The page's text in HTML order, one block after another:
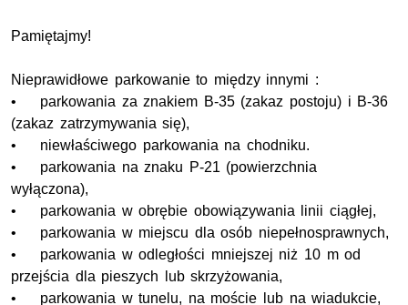
Pamiętajmy!
Nieprawidłowe parkowanie to między innymi :
• parkowania za znakiem B-35 (zakaz postoju) i B-36
(zakaz zatrzymywania się),
• niewłaściwego parkowania na chodniku.
• parkowania na znaku P-21 (powierzchnia
wyłączona),
• parkowania w obrębie obowiązywania linii ciągłej,
• parkowania w miejscu dla osób niepełnosprawnych,
• parkowania w odległości mniejszej niż 10 mod
przejścia dla pieszych lub skrzyżowania,
• parkowania w tunelu, na moście lub na wiadukcie,